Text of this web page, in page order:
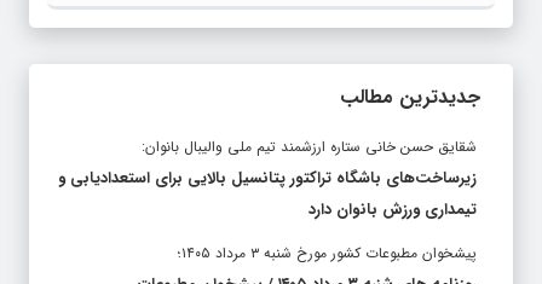
جدیدترین مطالب
شقایق حسن خانی ستاره ارزشمند تیم ملی والیبال بانوان:
زیرساخت‌های باشگاه تراکتور پتانسیل بالایی برای استعدادیابی و
تیمداری ورزش بانوان دارد
پیشخوان مطبوعات کشور مورخ شنبه ۳ مرداد ۱۴۰۵؛